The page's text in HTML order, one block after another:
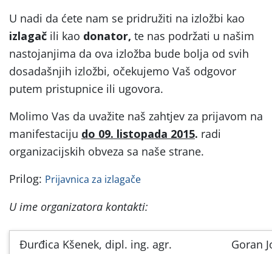
U nadi da ćete nam se pridružiti na izložbi kao
izlagač ili kao donator, te nas podržati u našim
nastojanjima da ova izložba bude bolja od svih
dosadašnjih izložbi, očekujemo Vaš odgovor
putem pristupnice ili ugovora.
Molimo Vas da uvažite naš zahtjev za prijavom na
manifestaciju do 09. listopada 2015. radi
organizacijskih obveza sa naše strane.
Prilog: Prijavnica za izlagače
U ime organizatora kontakti:
Đurđica Kšenek, dipl. ing. agr.
Goran